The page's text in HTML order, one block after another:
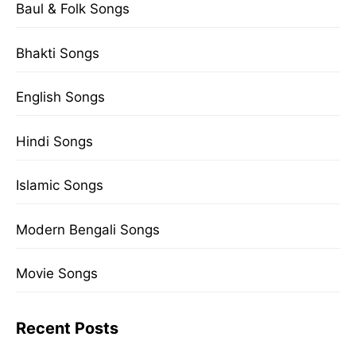
Baul & Folk Songs
Bhakti Songs
English Songs
Hindi Songs
Islamic Songs
Modern Bengali Songs
Movie Songs
Recent Posts